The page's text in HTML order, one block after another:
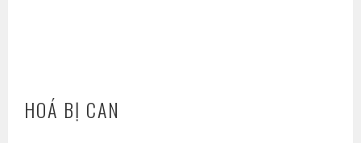
HOÁ BỊ CAN